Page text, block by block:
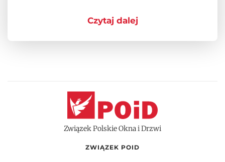
Czytaj dalej
Związek Polskie Okna i Drzwi
ZWIĄZEK POID